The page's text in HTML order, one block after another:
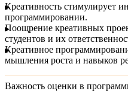
Креативность стимулирует
программировании.
Поощрение креативных
студентов и их
Креативное
мышления роста и навыков
Важность оценки в